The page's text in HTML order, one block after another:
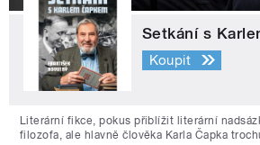
Setkání s
Koupit
Literární fikce, pokus přiblížit literární
filozofa, ale hlavně člověka Karla Čapka